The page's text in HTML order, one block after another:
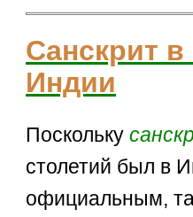
Санскрит
Индии
Поскольку
столетий был в
официальным,